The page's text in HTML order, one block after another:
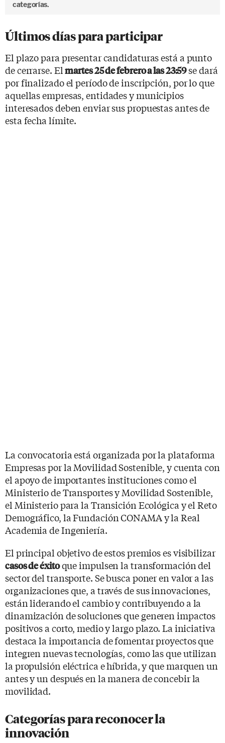
categorías.
Últimos días para participar
El plazo para presentar candidaturas está a punto
de cerrarse. Elmartes 25 de febrero a las 23:59se dará
por finalizado el período de inscripción, por lo que
aquellas empresas, entidades y municipios
interesados deben enviar sus propuestas antes de
esta fecha límite.
La convocatoria está organizada por la plataforma
Empresas por la Movilidad Sostenible, y cuenta con
el apoyo de importantes instituciones como el
Ministerio de Transportes y Movilidad Sostenible,
el Ministerio para la Transición Ecológica y el Reto
Demográfico, la Fundación CONAMA y la Real
Academia de Ingeniería.
El principal objetivo de estos premios es visibilizar
casos de éxitoque impulsen la transformación del
sector del transporte. Se busca poner en valor a las
organizaciones que, a través de sus innovaciones,
están liderando el cambio y contribuyendo a la
dinamización de soluciones que generen impactos
positivos a corto, medio y largo plazo. La iniciativa
destaca la importancia de fomentar proyectos que
integren nuevas tecnologías, como las que utilizan
la propulsión eléctrica e híbrida, y que marquen un
antes y un después en la manera de concebir la
movilidad.
Categorías para reconocer la
innovación